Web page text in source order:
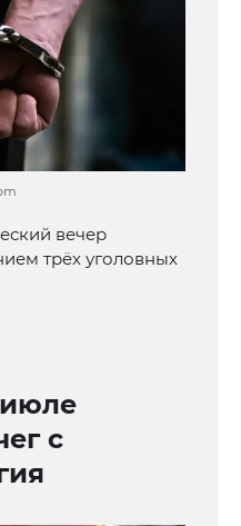
вечер
трёх уголовных
с